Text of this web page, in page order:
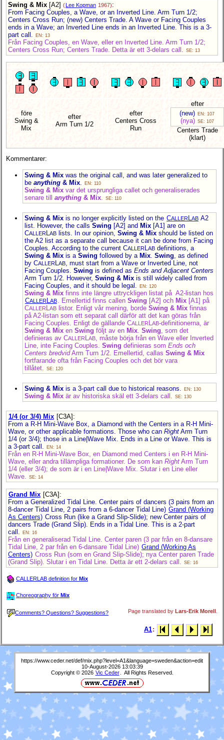
Swing & Mix [A2] (Lee Kopman 1967):
From Facing Couples, a Wave, or an Inverted Line. Arm Turn 1/2;
Centers Cross Run; (new) Centers Trade. A Wave or Facing Couples
ends in a Wave; an Inverted Line ends in an Inverted Line. This is a 3-
part call.
EN: 13
Från Facing Couples, en Wave, eller en Inverted Line. Arm Turn 1/2;
Centers Cross Run; Centers Trade. Detta är ett 3-delars call.
SE: 13
före
Swing &
Mix
efter
Arm Turn 1/2
efter
Centers Cross
Run
efter
(new) EN: 107
(nya) SE: 107
Centers Trade
(klart)
Kommentarer:
Swing & Mix was the original call, and was later generalized to
be anything & Mix EN: 110
Swing & Mix var det ursprungliga callet och generaliserades
senare till anything & Mix SE: 110
Swing & Mix is no longer explicitly listed on the CALLERL AB A2
list. However, the calls Swing [A2] and Mix [A1] are on
CALLERL AB lists. In our opinion, Swing & Mix should be listed on
the A2 list as a separate call because it can be done from Facing
Couples. According to the current CALLERL AB definitions, a
Swing & Mix is a Swing followed by a Mix Swing , as defined
by CALLERL AB
, must start from a Wave or Inverted Line, not
Facing Couples. Swing is defined as Ends and Adjacent Centers
Arm Turn 1/2. However, Swing & Mix is still widely called from
Facing Couples, and it should be legal.
EN: 120
Swing & Mix finns inte längre uttryckligen listat på A2-listan hos
CALLERL AB . Emellertid finns callen Swing [A2] och Mix [A1] på
CALLERL AB listor. Enligt vår mening, borde Swing & Mix finnas
på A2-listan som ett separat call därför att det kan göras från
Facing Couples. Enligt de gällande CALLERL AB-definitionerna, är
Swing & Mix en Swing följt av en Mix Swing , som det
definieras av CALLERL AB
, måste börja från en Wave eller Inverted
Line, inte Facing Couples. Swing definieras som Ends och
Centers bredvidArm Turn 1/2. Emellertid, callas Swing & Mix
fortfarande ofta från Facing Couples och det bör vara
tillåtet.
SE: 120
Swing & Mix is a 3-part call due to historical reasons. EN: 130
Swing & Mix är av historiska skäl ett 3-delars call. SE: 130
1/4 (or 3/4) Mix [C3A]:
From a R-H Mini-Wave Box, a Diamond with the Centers in a R-H Mini-
Wave, or other applicable formations. Those who can Right Arm Turn
1/4 (or 3/4); those in a Line|Wave Mix. Ends in a Line or Wave. This is
a 3-part call.
EN: 14
Från en R-H Mini-Wave Box, en Diamond med Centers i en R-H Mini-
Wave, eller andra tillämpliga formationer. De som kan Right Arm Turn
1/4 (eller 3/4); de som är i en Line|Wave Mix. Slutar i en Line eller
Wave.
SE: 14
Grand Mix [C3A] :
From a Generalized Tidal Line. Center pairs of dancers (3 pairs from an
8-dancerTidal Line, 2 pairs from a 6-dancerTidal Line) Grand (Working
As Centers) Cross Run (like a Grand Slip-Slide); new Center pairs of
dancers Trade (Grand Slip). Ends in a Tidal Line. This is a 2-part
call.
EN: 16
Från en generaliserad Tidal Line. Center paren (3 par från en 8-dansare
Tidal Line, 2 par från en 6-dansare Tidal Line) Grand (Working As
Centers) Cross Run (som en Grand Slip-Slide); nya Center paren Trade
(Grand Slip). Slutar i en Tidal Line. Detta är ett 2-delars call.
SE: 16
CALLERLAB definition for Mix
Choreography för Mix
Comments? Questions? Suggestions? Page translated by Lars-Erik Morell
A1:
https://www.ceder.net/def/mix.php?level=A1&language=sweden&action=edit
10-August-2026 13:03:39
Copyright © 2026 Vic Ceder . All Rights Reserved.